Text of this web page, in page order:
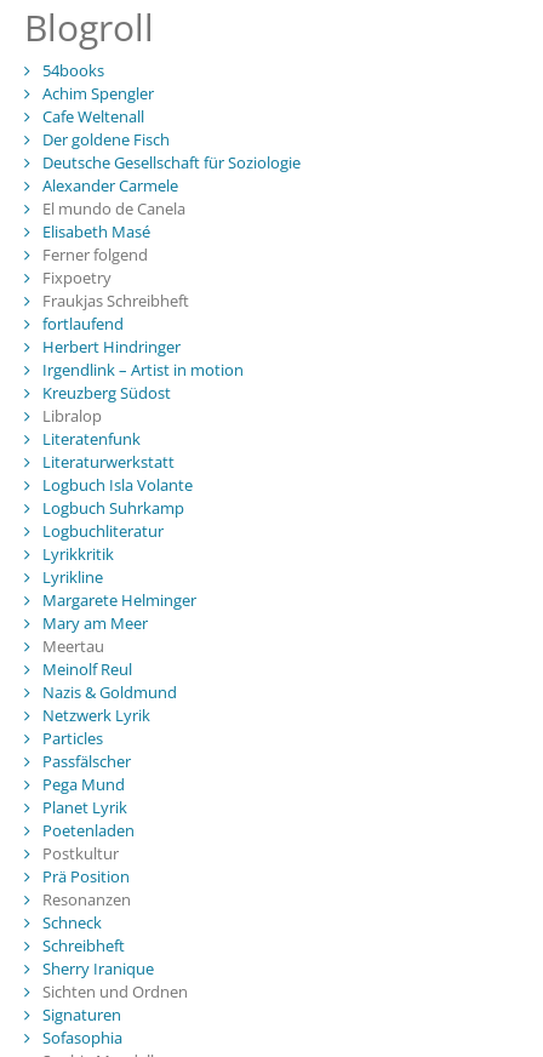
Blogroll
54books
Achim Spengler
Cafe Weltenall
Der goldene Fisch
Deutsche Gesellschaft für Soziologie
Alexander Carmele
El mundo de Canela
Elisabeth Masé
Ferner folgend
Fixpoetry
Fraukjas Schreibheft
fortlaufend
Herbert Hindringer
Irgendlink – Artist in motion
Kreuzberg Südost
Libralop
Literatenfunk
Literaturwerkstatt
Logbuch Isla Volante
Logbuch Suhrkamp
Logbuchliteratur
Lyrikkritik
Lyrikline
Margarete Helminger
Mary am Meer
Meertau
Meinolf Reul
Nazis & Goldmund
Netzwerk Lyrik
Particles
Passfälscher
Pega Mund
Planet Lyrik
Poetenladen
Postkultur
Prä Position
Resonanzen
Schneck
Schreibheft
Sherry Iranique
Sichten und Ordnen
Signaturen
Sofasophia